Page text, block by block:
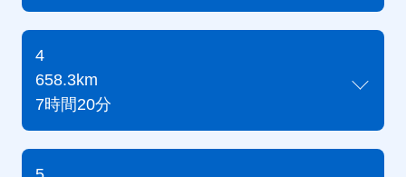
4
658.3km
7時間20分